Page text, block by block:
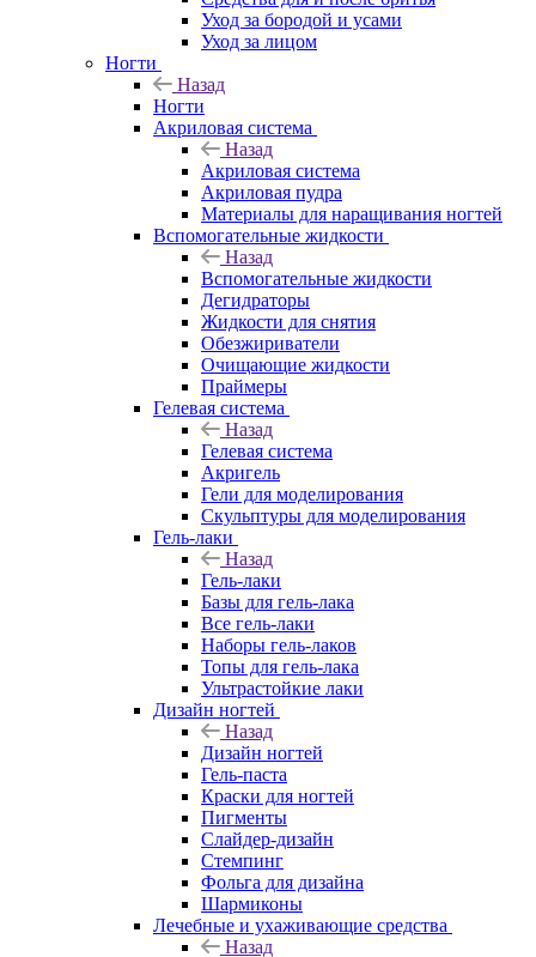
Уход за бородой и усами
Уход за лицом
Ногти
Назад
Ногти
Акриловая система
Назад
Акриловая система
Акриловая пудра
Материалы для наращивания ногтей
Вспомогательные жидкости
Назад
Вспомогательные жидкости
Дегидраторы
Жидкости для снятия
Обезжириватели
Очищающие жидкости
Праймеры
Гелевая система
Назад
Гелевая система
Акригель
Гели для моделирования
Скульптуры для моделирования
Гель-лаки
Назад
Гель-лаки
Базы для гель-лака
Все гель-лаки
Наборы гель-лаков
Топы для гель-лака
Ультрастойкие лаки
Дизайн ногтей
Назад
Дизайн ногтей
Гель-паста
Краски для ногтей
Пигменты
Слайдер-дизайн
Стемпинг
Фольга для дизайна
Шармиконы
Лечебные и ухаживающие средства
Назад